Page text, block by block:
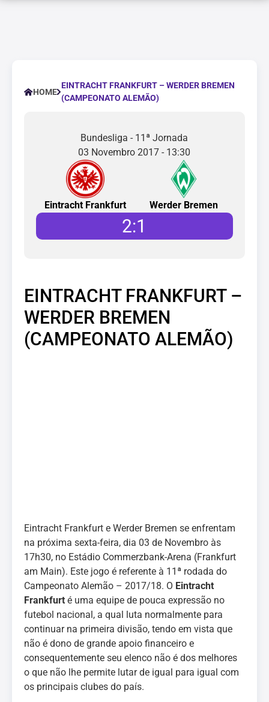
HOME
EINTRACHT FRANKFURT – WERDER BREMEN
(CAMPEONATO ALEMÃO)
Bundesliga - 11ª Jornada
03 Novembro 2017 - 13:30
Eintracht Frankfurt Werder Bremen
2:1
EINTRACHT FRANKFURT –
WERDER BREMEN
(CAMPEONATO ALEMÃO)
Eintracht Frankfurt e Werder Bremen se enfrentam
na próxima sexta-feira, dia 03 de Novembro às
17h30, no Estádio Commerzbank-Arena (Frankfurt
am Main). Este jogo é referente à 11ª rodada do
Campeonato Alemão – 2017/18. O Eintracht
Frankfurt é uma equipe de pouca expressão no
futebol nacional, a qual luta normalmente para
continuar na primeira divisão, tendo em vista que
não é dono de grande apoio financeiro e
consequentemente seu elenco não é dos melhores
o que não lhe permite lutar de igual para igual com
os principais clubes do país.